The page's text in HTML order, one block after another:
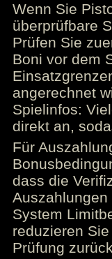
Wenn Sie
überprüfbare
Prüfen Sie
Boni vor dem
angerechnet
Spielinfos:
direkt an,
Für
dass die
System
reduzieren
Prüfung